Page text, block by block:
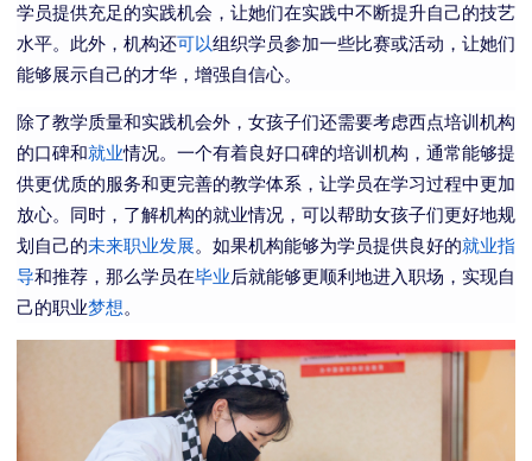
学员提供充足的实践机会，让她们在实践中不断提升自己的技艺
水平。此外，机构还可以组织学员参加一些比赛或活动，让她们
能够展示自己的才华，增强自信心。
除了教学质量和实践机会外，女孩子们还需要考虑西点培训机构
的口碑和就业情况。一个有着良好口碑的培训机构，通常能够提
供更优质的服务和更完善的教学体系，让学员在学习过程中更加
放心。同时，了解机构的就业情况，可以帮助女孩子们更好地规
划自己的未来职业发展。如果机构能够为学员提供良好的就业指
导和推荐，那么学员在毕业后就能够更顺利地进入职场，实现自
己的职业梦想。